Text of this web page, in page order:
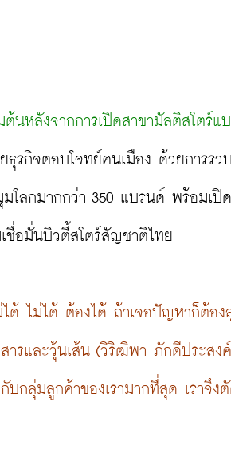
นหลังจากการเปิดสาขามัลติสโตร์แ
ยธุรกิจตอบโจทย์คนเมือง ด้วยการรว
โลกมากกว่า 350 แบรนด์ พร้อมเปิ
ชื่อมั่นบิวตี้สโตร์สัญชาติไทย
ได้ ไม่ได้ ต้องได้ ถ้าเจอปัญหาก็ต้อง
สารและวุ้นเส้น (วิริฒิพา ภักดีประสง
บกลุ่มลูกค้าของเรามากที่สุด เราจึง